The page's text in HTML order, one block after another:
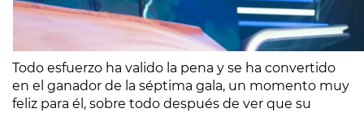
Todo esfuerzo ha valido la pena y se ha convertido
en el ganador de la séptima gala, un momento muy
feliz para él, sobre todo después de ver que su